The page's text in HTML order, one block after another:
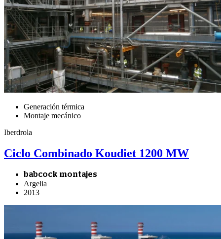
Generación térmica
Montaje mecánico
Iberdrola
Ciclo Combinado Koudiet 1200 MW
babcock montajes
Argelia
2013